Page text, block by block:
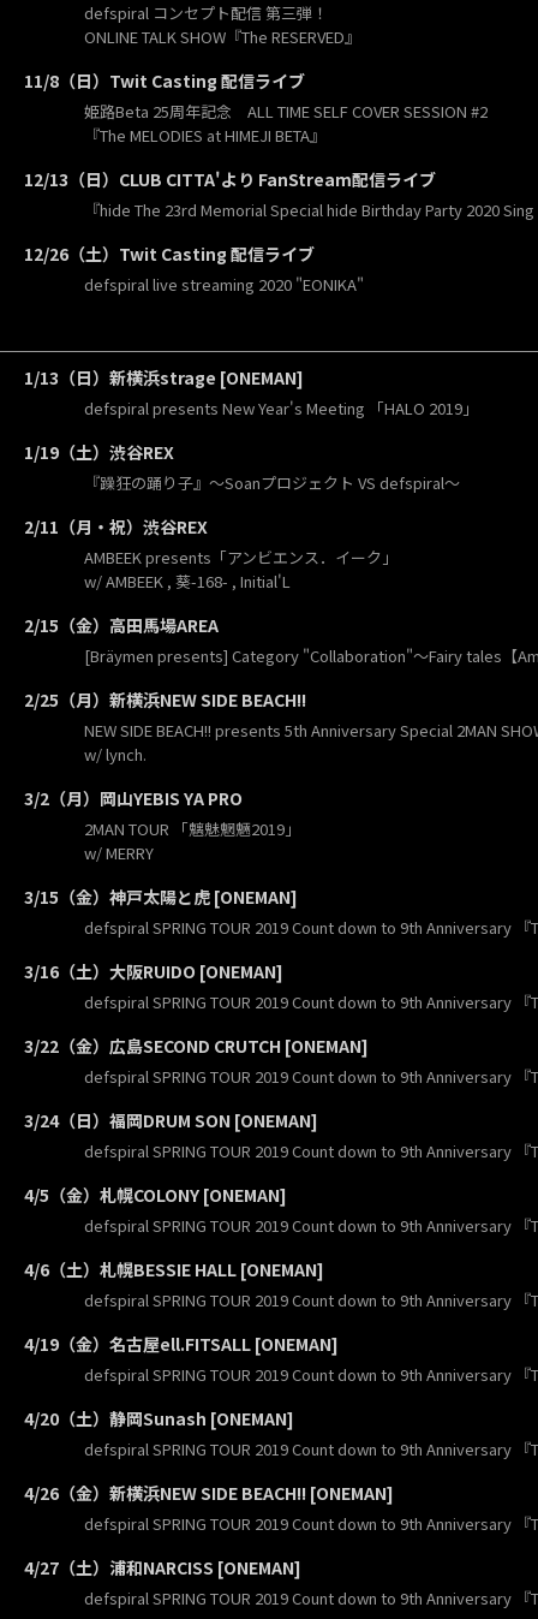
defspiral コンセプト配信 第三弾！
ONLINE TALK SHOW『The RESERVED』
11/8（日）Twit Casting 配信ライブ
姫路Beta 25周年記念 ALL TIME SELF COVER SESSION #2
『The MELODIES at HIMEJI BETA』
12/13（日）CLUB CITTA'より FanStream配信ライブ
『hide The 23rd Memorial Special hide Birthday Party 2020
12/26（土）Twit Casting 配信ライブ
defspiral live streaming 2020 "EONIKA"
1/13（日）新横浜strage [ONEMAN]
defspiral presents New Year's Meeting 「HALO 2019」
1/19（土）渋谷REX
『躁狂の踊り子』〜Soanプロジェクト VS defspiral〜
2/11（月・祝）渋谷REX
AMBEEK presents「アンビエンス．イーク」
w/ AMBEEK , 葵-168- , Initial'L
2/15（金）高田馬場AREA
[Bräymen presents] Category "Collaboration"〜Fairy tales【
2/25（月）新横浜NEW SIDE BEACH!!
NEW SIDE BEACH!! presents 5th Anniversary Special 2MAN
w/ lynch.
3/2（月）岡山YEBIS YA PRO
2MAN TOUR 「魑魅魍魎2019」
w/ MERRY
3/15（金）神戸太陽と虎 [ONEMAN]
defspiral SPRING TOUR 2019 Count down to 9th Anniversary 『
3/16（土）大阪RUIDO [ONEMAN]
defspiral SPRING TOUR 2019 Count down to 9th Anniversary 『
3/22（金）広島SECOND CRUTCH [ONEMAN]
defspiral SPRING TOUR 2019 Count down to 9th Anniversary 『
3/24（日）福岡DRUM SON [ONEMAN]
defspiral SPRING TOUR 2019 Count down to 9th Anniversary 『
4/5（金）札幌COLONY [ONEMAN]
defspiral SPRING TOUR 2019 Count down to 9th Anniversary 『
4/6（土）札幌BESSIE HALL [ONEMAN]
defspiral SPRING TOUR 2019 Count down to 9th Anniversary 『
4/19（金）名古屋ell.FITSALL [ONEMAN]
defspiral SPRING TOUR 2019 Count down to 9th Anniversary 『
4/20（土）静岡Sunash [ONEMAN]
defspiral SPRING TOUR 2019 Count down to 9th Anniversary 『
4/26（金）新横浜NEW SIDE BEACH!! [ONEMAN]
defspiral SPRING TOUR 2019 Count down to 9th Anniversary 『
4/27（土）浦和NARCISS [ONEMAN]
defspiral SPRING TOUR 2019 Count down to 9th Anniversary 『